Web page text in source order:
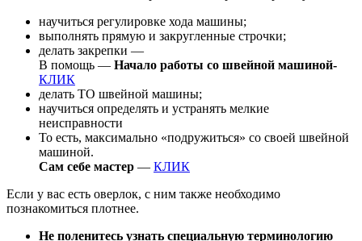
научиться регулировке хода машины;
выполнять прямую и закругленные строчки;
делать закрепки —
В помощь — Начало работы со швейной машиной-
КЛИК
делать ТО швейной машины;
научиться определять и устранять мелкие
неисправности
То есть, максимально «подружиться» со своей швейной
машиной.
Сам себе мастер — КЛИК
Если у вас есть оверлок, с ним также необходимо
познакомиться плотнее.
Не поленитесь узнать специальную терминологию